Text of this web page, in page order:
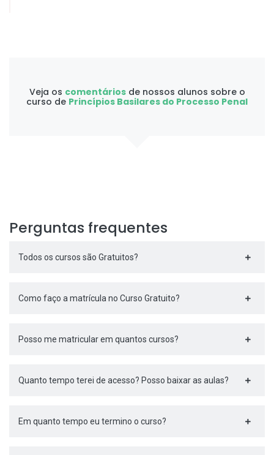
Veja os comentáriosde nossos alunos sobre o
curso de Princípios Basilares do Processo Penal
Perguntas frequentes
Todos os cursos são Gratuitos?
Como faço a matrícula no Curso Gratuito?
Posso me matricular em quantos cursos?
Quanto tempo terei de acesso? Posso baixar as aulas?
Em quanto tempo eu termino o curso?